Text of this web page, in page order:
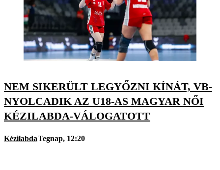
NEM SIKERÜLT LEGYŐZNI KÍNÁT, VB-
NYOLCADIK AZ U18-AS MAGYAR NŐI
KÉZILABDA-VÁLOGATOTT
KézilabdaTegnap, 12:20